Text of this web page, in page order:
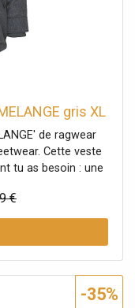
gris XL
de ragwear
Cette veste
tu as besoin : une
de serrage, des
pression et
et des applications
éclair est
en teddy douillet
revers et cordon
€
-35%